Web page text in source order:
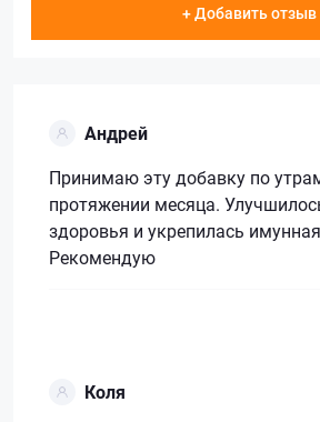
+ Добавить отзыв
Андрей
Принимаю эту добавку по
протяжении месяца.
здоровья и укрепилась
Рекомендую
Коля